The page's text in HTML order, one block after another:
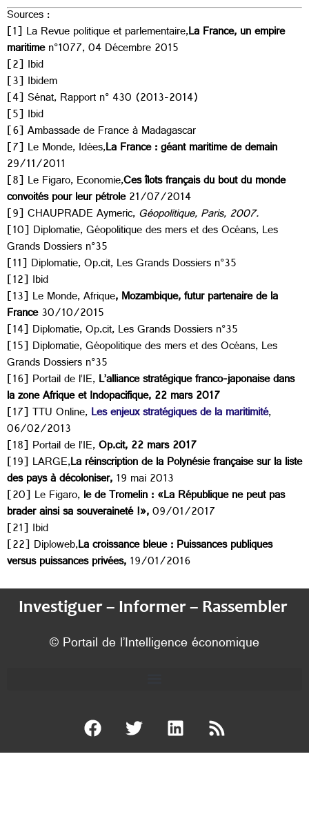
Sources :
[1] La Revue politique et parlementaire,La France, un empire
maritimen°1077, 04 Décembre 2015
[2] Ibid
[3] Ibidem
[4] Sénat, Rapport n° 430 (2013-2014)
[5] Ibid
[6] Ambassade de France à Madagascar
[7] Le Monde, Idées,La France : géant maritime de demain
29/11/2011
[8] Le Figaro, Economie,Ces îlots français du bout du monde
convoités pour leur pétrole21/07/2014
[9] CHAUPRADE Aymeric,Géopolitique, Paris, 2007.
[10] Diplomatie, Géopolitique des mers et des Océans, Les
Grands Dossiers n°35
[11] Diplomatie, Op.cit, Les Grands Dossiers n°35
[12] Ibid
[13] Le Monde, Afrique, Mozambique, futur partenaire de la
France30/10/2015
[14] Diplomatie, Op.cit, Les Grands Dossiers n°35
[15] Diplomatie, Géopolitique des mers et des Océans, Les
Grands Dossiers n°35
[16] Portail de l’IE,L’alliance stratégique franco-japonaise dans
la zone Afrique et Indopacifique, 22 mars 2017
[17] TTU Online,Les enjeux stratégiques de la maritimité,
06/02/2013
[18] Portail de l’IE,Op.cit, 22 mars 2017
[19] LARGE,La réinscription de la Polynésie française sur la liste
des pays à décoloniser,19 mai 2013
[20] Le Figaro,le de Tromelin : «La République ne peut pas
brader ainsi sa souveraineté !»,09/01/2017
[21] Ibid
[22] Diploweb,La croissance bleue : Puissances publiques
versus puissances privées,19/01/2016
Investiguer – Informer – Rassembler
© Portail de l’Intelligence économique